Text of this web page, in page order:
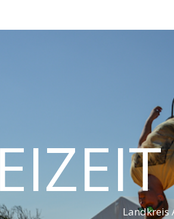
Landkreis